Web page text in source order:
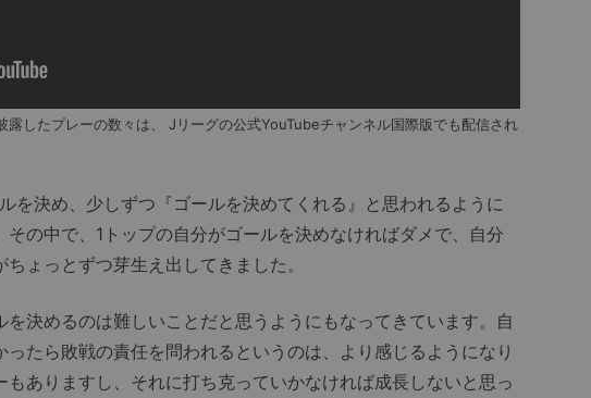
露したプレーの数々は、 Jリーグの公式YouTubeチャンネル国際版でも配信され
を決め、少しずつ『ゴールを決めてくれる』と思われるように
の中で、1トップの自分がゴールを決めなければダメで、自分
ょっとずつ芽生え出してきました。
決めるのは難しいことだと思うようにもなってきています。自
たら敗戦の責任を問われるというのは、より感じるようになり
もありますし、それに打ち克っていかなければ成長しないと思っ